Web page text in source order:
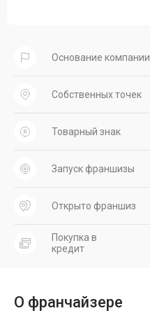
Основание компании
Собственных точек
Товарный знак
Запуск франшизы
Открыто франшиз
Покупка в
кредит
О франчайзере